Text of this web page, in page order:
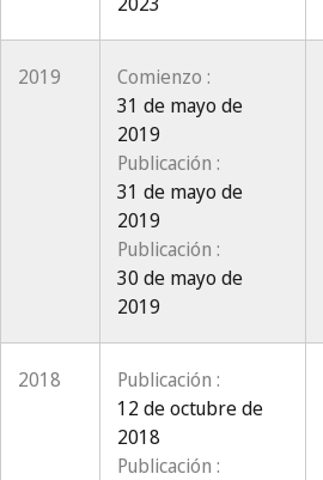
2019
Comienzo :
31 de mayo de
2019
Publicación :
31 de mayo de
2019
Publicación :
30 de mayo de
2019
2018
Publicación :
12 de octubre de
2018
Publicación :